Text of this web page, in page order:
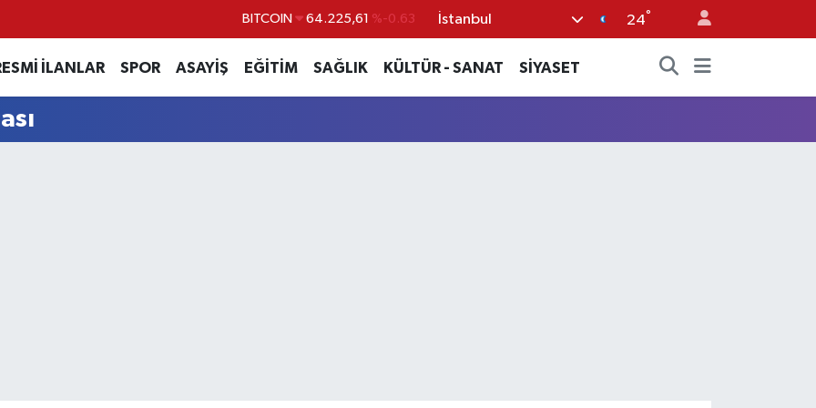
BITCOIN 64.225,61 %-0.63 İstanbul 24°
İLANLAR SPOR ASAYİŞ EĞİTİM SAĞLIK KÜLTÜR - SANAT SİYASET